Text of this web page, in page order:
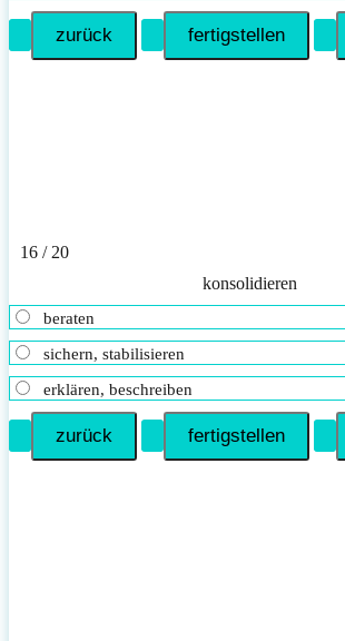
16 / 20
konsolidieren
beraten
sichern, stabilisieren
erklären, beschreiben